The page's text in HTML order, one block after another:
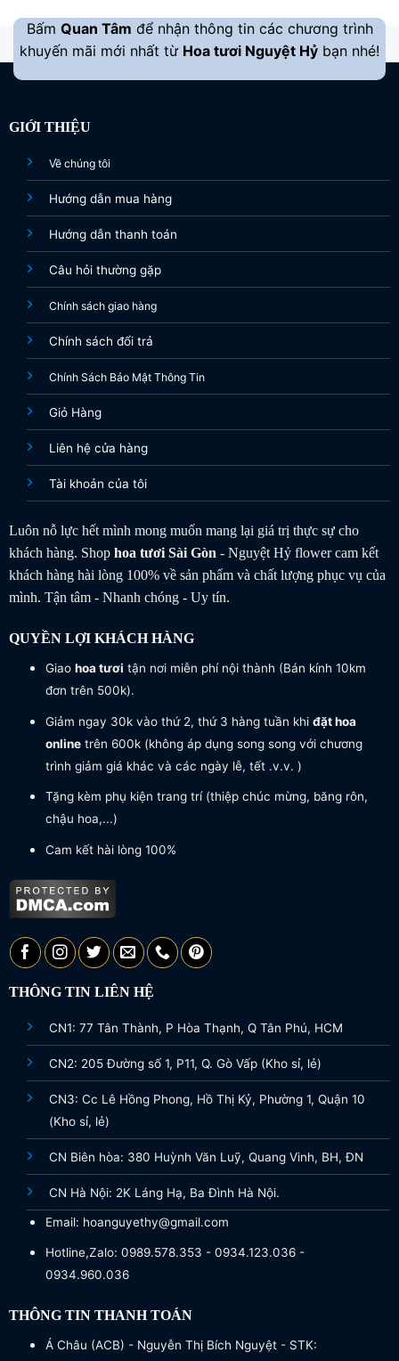
Bấm Quan Tâm để nhận thông tin các chương trình
khuyến mãi mới nhất từ Hoa tươi Nguyệt Hỷ bạn nhé!
GIỚI THIỆU
Về chúng tôi
Hướng dẫn mua hàng
Hướng dẫn thanh toán
Câu hỏi thường gặp
Chính sách giao hàng
Chính sách đổi trả
Chính Sách Bảo Mật Thông Tin
Giỏ Hàng
Liên hệ cửa hàng
Tài khoản của tôi
Luôn nỗ lực hết mình mong muốn mang lại giá trị thực sự cho
khách hàng. Shop hoa tươiSài Gòn- Nguyệt Hỷ flower cam kết
khách hàng hài lòng 100% về sản phẩm và chất lượng phục vụ của
mình. Tận tâm - Nhanh chóng - Uy tín.
QUYỀN LỢI KHÁCH HÀNG
Giao hoa tươi tận nơi miễn phí nội thành (Bán kính 10km
đơn trên 500k).
Giảm ngay 30k vào thứ 2, thứ 3 hàng tuần khi đặt hoa
onlinetrên 600k (không áp dụng song song với chương
trình giảm giá khác và các ngày lễ, tết .v.v. )
Tặng kèm phụ kiện trang trí (thiệp chúc mừng, băng rôn,
chậu hoa,...)
Cam kết hài lòng 100%
THÔNG TIN LIÊN HỆ
CN1: 77 Tân Thành, P Hòa Thạnh, Q Tân Phú, HCM
CN2: 205 Đường số 1, P11, Q. Gò Vấp (Kho sỉ, lẻ)
CN3: Cc Lê Hồng Phong, Hồ Thị Kỷ, Phường 1, Quận 10
(Kho sỉ, lẻ)
CN Biên hòa: 380 Huỳnh Văn Luỹ, Quang Vinh, BH, ĐN
CN Hà Nội: 2K Láng Hạ, Ba Đình Hà Nội.
Email: hoanguyethy@gmail.com
Hotline,Zalo: 0989.578.353 - 0934.123.036 -
0934.960.036
THÔNG TIN THANH TOÁN
Á Châu (ACB) - Nguyễn Thị Bích Nguyệt - STK: